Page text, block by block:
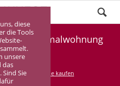
diese
die Tools
unsere
das
Sie
Denkmalwohnung
Denkmalimmobilie kaufen